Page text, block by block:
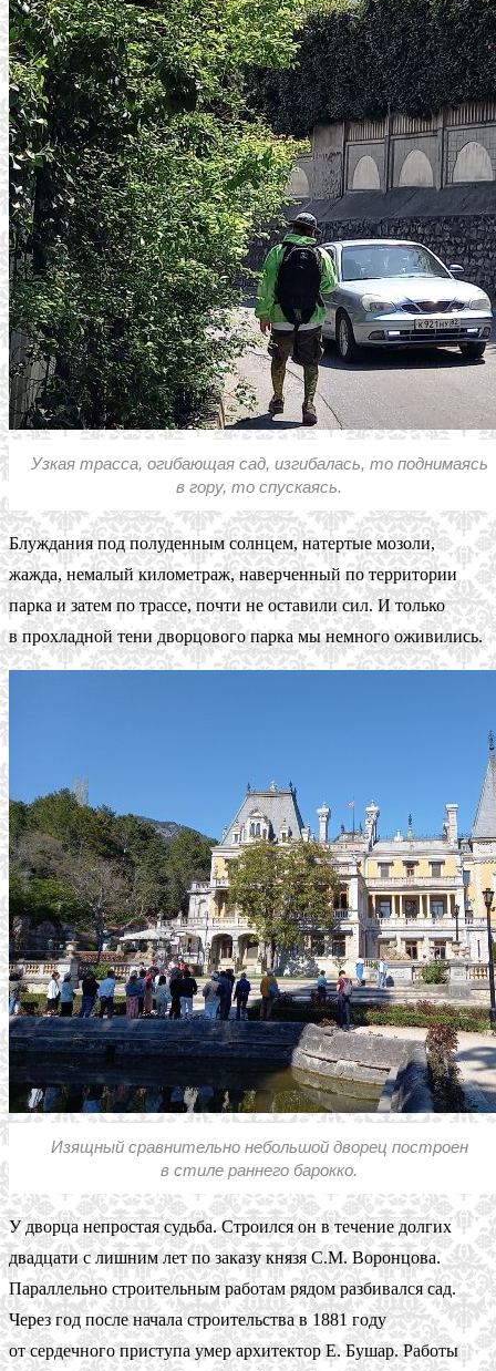
Узкая трасса, огибающая сад, изгибалась, то поднимаясь
в гору, то спускаясь.
Блуждания под полуденным солнцем, натертые мозоли,
жажда, немалый километраж, наверченный по территории
парка и затем по трассе, почти не оставили сил. И только
в прохладной тени дворцового парка мы немного оживились.
Изящный сравнительно небольшой дворец построен
в стиле раннего барокко.
У дворца непростая судьба. Строился он в течение долгих
двадцати с лишним лет по заказу князя С.М. Воронцова.
Параллельно строительным работам рядом разбивался сад.
Через год после начала строительства в 1881 году
от сердечного приступа умер архитектор Е. Бушар. Работы